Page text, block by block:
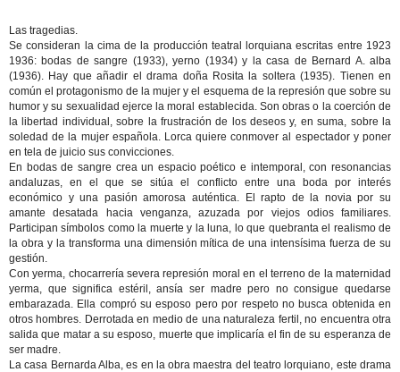
Las tragedias.
Se consideran la cima de la producción teatral lorquiana escritas entre 1923
1936: bodas de sangre (1933), yerno (1934) y la casa de Bernard A. alba
(1936). Hay que añadir el drama doña Rosita la soltera (1935). Tienen en
común el protagonismo de la mujer y el esquema de la represión que sobre su
humor y su sexualidad ejerce la moral establecida. Son obras o la coerción de
la libertad individual, sobre la frustración de los deseos y, en suma, sobre la
soledad de la mujer española. Lorca quiere conmover al espectador y poner
en tela de juicio sus convicciones.
En bodas de sangre crea un espacio poético e intemporal, con resonancias
andaluzas, en el que se sitúa el conflicto entre una boda por interés
económico y una pasión amorosa auténtica. El rapto de la novia por su
amante desatada hacia venganza, azuzada por viejos odios familiares.
Participan símbolos como la muerte y la luna, lo que quebranta el realismo de
la obra y la transforma una dimensión mítica de una intensísima fuerza de su
gestión.
Con yerma, chocarrería severa represión moral en el terreno de la maternidad
yerma, que significa estéril, ansía ser madre pero no consigue quedarse
embarazada. Ella compró su esposo pero por respeto no busca obtenida en
otros hombres. Derrotada en medio de una naturaleza fertil, no encuentra otra
salida que matar a su esposo, muerte que implicaría el fin de su esperanza de
ser madre.
La casa Bernarda Alba, es en la obra maestra del teatro lorquiano, este drama